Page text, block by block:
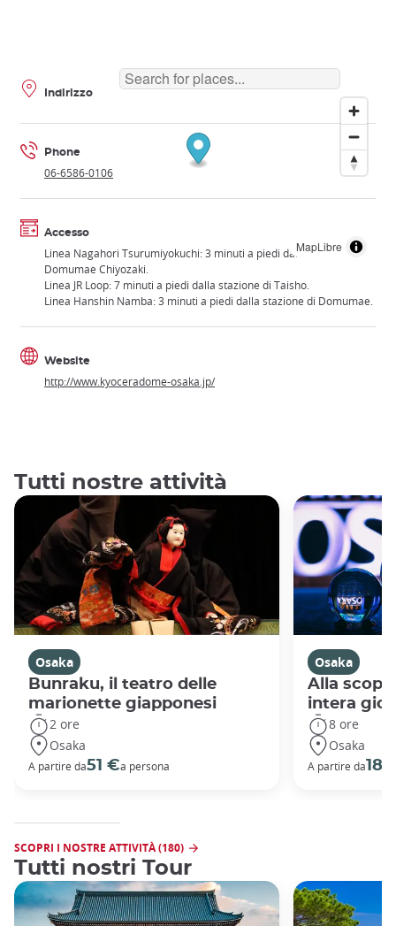
MapLibre
Indirizzo
Phone
06-6586-0106
Accesso
Linea Nagahori Tsurumiyokuchi: 3 minuti a piedi dalla stazione
Domumae Chiyozaki.
Linea JR Loop: 7 minuti a piedi dalla stazione di Taisho.
Linea Hanshin Namba: 3 minuti a piedi dalla stazione di Domumae.
Website
http://www.kyoceradome-osaka.jp/
Tutti nostre attività
Osaka
Bunraku, il teatro delle
marionette giapponesi
2 ore
Osaka
A partire da51 €a persona
Osaka
Alla
intera
8 ore
Osaka
A partire da
SCOPRI I NOSTRE ATTIVITÀ (180)
Tutti nostri Tour